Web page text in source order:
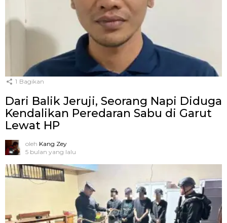
1 Bagikan
Dari Balik Jeruji, Seorang Napi Diduga
Kendalikan Peredaran Sabu di Garut
Lewat HP
oleh Kang Zey
5 bulan yang lalu